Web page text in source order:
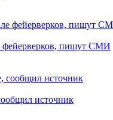
фейерверков, пишут СМИ
источник